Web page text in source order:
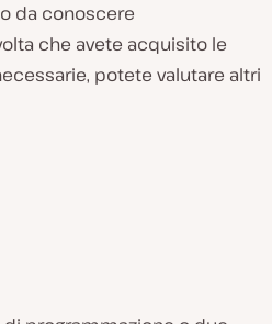
da conoscere
che avete acquisito le
potete valutare altri